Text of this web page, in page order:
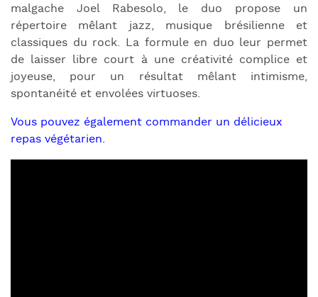
malgache Joel Rabesolo, le duo propose un
répertoire mêlant jazz, musique brésilienne et
classiques du rock. La formule en duo leur permet
de laisser libre court à une créativité complice et
joyeuse, pour un résultat mêlant intimisme,
spontanéité et envolées virtuoses.
Vous pouvez également commander un délicieux
repas végétarien.